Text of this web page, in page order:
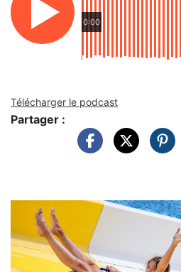
0:00
Télécharger le podcast
Partager :